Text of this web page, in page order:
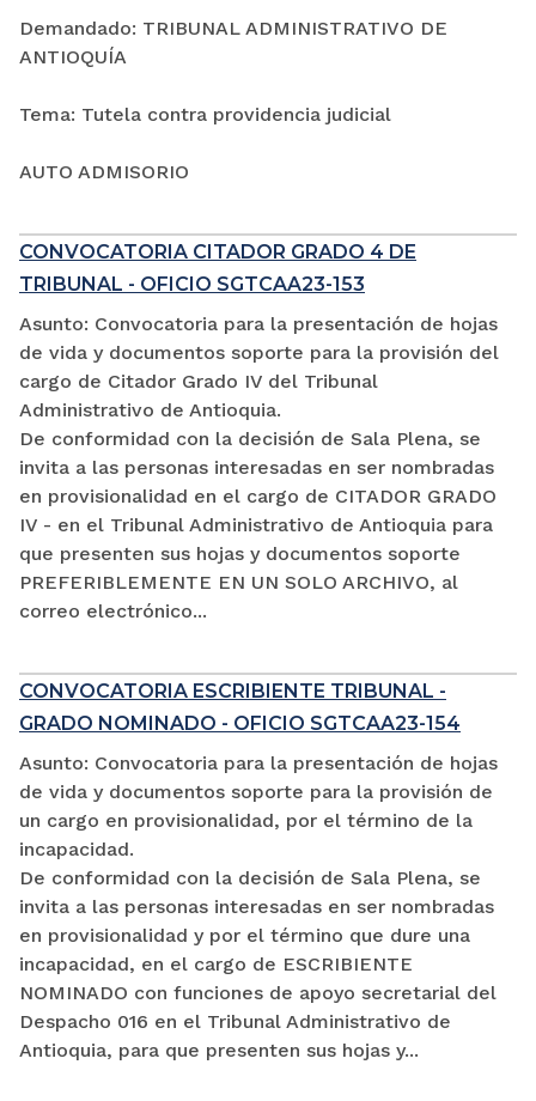
Demandado: TRIBUNAL ADMINISTRATIVO DE
ANTIOQUÍA
Tema: Tutela contra providencia judicial
AUTO ADMISORIO
CONVOCATORIA CITADOR GRADO 4 DE
TRIBUNAL - OFICIO SGTCAA23-153
Asunto: Convocatoria para la presentación de hojas
de vida y documentos soporte para la provisión del
cargo de Citador Grado IV del Tribunal
Administrativo de Antioquia.
De conformidad con la decisión de Sala Plena, se
invita a las personas interesadas en ser nombradas
en provisionalidad en el cargo de CITADOR GRADO
IV - en el Tribunal Administrativo de Antioquia para
que presenten sus hojas y documentos soporte
PREFERIBLEMENTE EN UN SOLO ARCHIVO, al
correo electrónico...
CONVOCATORIA ESCRIBIENTE TRIBUNAL -
GRADO NOMINADO - OFICIO SGTCAA23-154
Asunto: Convocatoria para la presentación de hojas
de vida y documentos soporte para la provisión de
un cargo en provisionalidad, por el término de la
incapacidad.
De conformidad con la decisión de Sala Plena, se
invita a las personas interesadas en ser nombradas
en provisionalidad y por el término que dure una
incapacidad, en el cargo de ESCRIBIENTE
NOMINADO con funciones de apoyo secretarial del
Despacho 016 en el Tribunal Administrativo de
Antioquia, para que presenten sus hojas y...